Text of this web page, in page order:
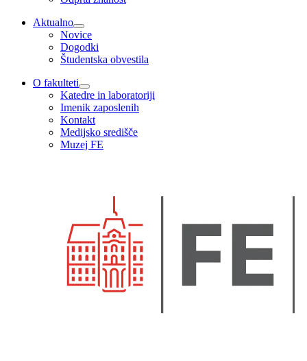
Aktualno
Novice
Dogodki
Študentska obvestila
O fakulteti
Katedre in laboratoriji
Imenik zaposlenih
Kontakt
Medijsko središče
Muzej FE